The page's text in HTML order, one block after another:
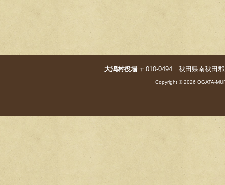
大潟村役場〒010-0494 秋田県南秋田
Copyright © 2026 OGATA-